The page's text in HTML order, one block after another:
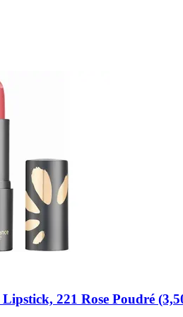
Lipstick, 221 Rose Poudré